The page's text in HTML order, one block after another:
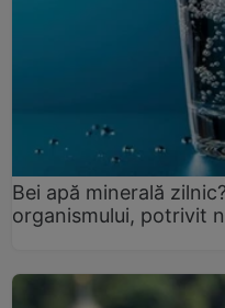
Bei apă minerală
organismului, potrivit